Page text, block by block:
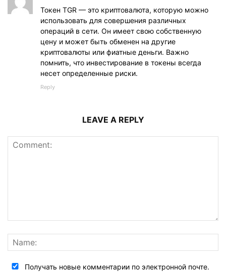
Токен TGR — это криптовалюта, которую можно
использовать для совершения различных
операций в сети. Он имеет свою собственную
цену и может быть обменен на другие
криптовалюты или фиатные деньги. Важно
помнить, что инвестирование в токены всегда
несет определенные риски.
Reply
LEAVE A REPLY
Получать новые комментарии по электронной почте.